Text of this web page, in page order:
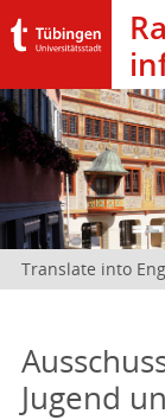
Translate into
Jugend